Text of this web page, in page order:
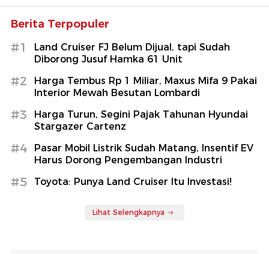
Berita Terpopuler
#1
Land Cruiser FJ Belum Dijual, tapi Sudah
Diborong Jusuf Hamka 61 Unit
#2
Harga Tembus Rp 1 Miliar, Maxus Mifa 9 Pakai
Interior Mewah Besutan Lombardi
#3
Harga Turun, Segini Pajak Tahunan Hyundai
Stargazer Cartenz
#4
Pasar Mobil Listrik Sudah Matang, Insentif EV
Harus Dorong Pengembangan Industri
#5 Toyota: Punya Land Cruiser Itu Investasi!
Lihat Selengkapnya